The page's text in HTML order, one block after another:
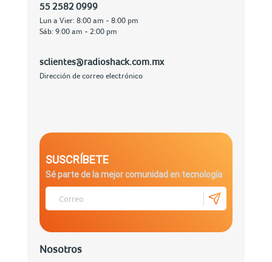
55 2582 0999
Lun a Vier: 8:00 am - 8:00 pm
Sáb: 9:00 am - 2:00 pm
sclientes@radioshack.com.mx
Dirección de correo electrónico
SUSCRÍBETE
Sé parte de la mejor comunidad en tecnología
Nosotros